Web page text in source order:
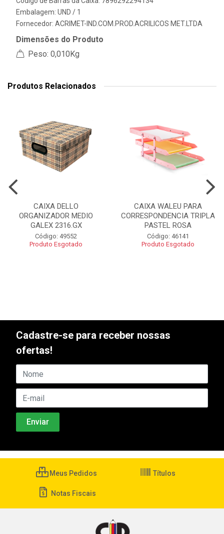
Embalagem: UND / 1
Fornecedor: ACRIMET-IND.COM.PROD.ACRILICOS MET.LTDA
Dimensões do Produto
Peso: 0,010Kg
Produtos Relacionados
CAIXA DELLO
ORGANIZADOR MEDIO
GALEX 2316.GX
Código: 49552
Produto Esgotado
CAIXA WALEU PARA
CORRESPONDENCIA TRIPLA
PASTEL ROSA
Código: 46141
Produto Esgotado
Cadastre-se para receber nossas
ofertas!
Meus Pedidos Títulos
Notas Fiscais